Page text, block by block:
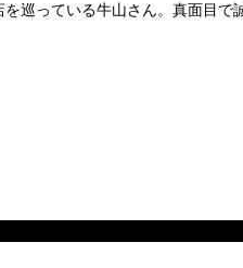
巡っている牛山さん。真面目